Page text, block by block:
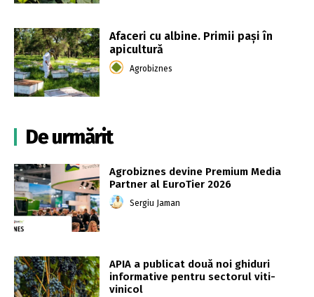
Afaceri cu albine. Primii pași în
apicultură
Agrobiznes
De urmărit
Agrobiznes devine Premium Media
Partner al EuroTier 2026
Sergiu Jaman
APIA a publicat două noi ghiduri
informative pentru sectorul viti-
vinicol